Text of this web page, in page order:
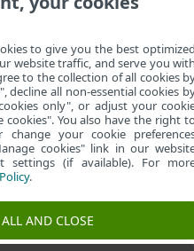
to give you the best
website traffic, and serve you
to the collection of all cookies
decline all non-essential cookies
only", or adjust your
You also have the right
your cookie
cookies" link in our
(if available). For
.
AND CLOSE